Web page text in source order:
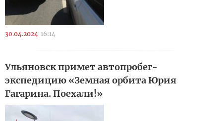
30.04.2024 16:14
Ульяновск примет автопробег-
экспедицию «Земная орбита Юрия
Гагарина. Поехали!»